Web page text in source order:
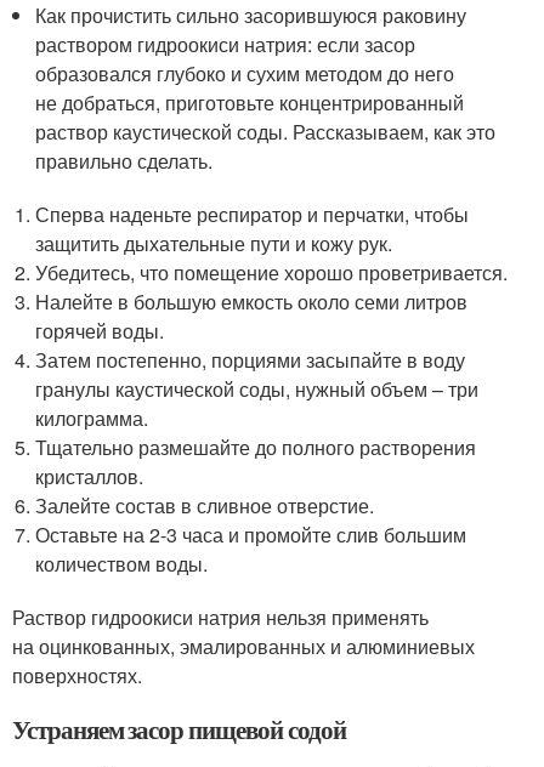
Как прочистить сильно засорившуюся раковину
раствором гидроокиси натрия: если засор
образовался глубоко и сухим методом до него
не добраться, приготовьте концентрированный
раствор каустической соды. Рассказываем, как это
правильно сделать.
Сперва наденьте респиратор и перчатки, чтобы
защитить дыхательные пути и кожу рук.
Убедитесь, что помещение хорошо проветривается.
Налейте в большую емкость около семи литров
горячей воды.
Затем постепенно, порциями засыпайте в воду
гранулы каустической соды, нужный объем – три
килограмма.
Тщательно размешайте до полного растворения
кристаллов.
Залейте состав в сливное отверстие.
Оставьте на 2-3 часа и промойте слив большим
количеством воды.
Раствор гидроокиси натрия нельзя применять
на оцинкованных, эмалированных и алюминиевых
поверхностях.
Устраняем засор пищевой содой